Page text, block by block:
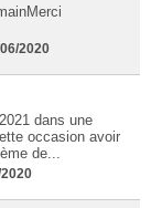
2020
dans une
occasion avoir
de...